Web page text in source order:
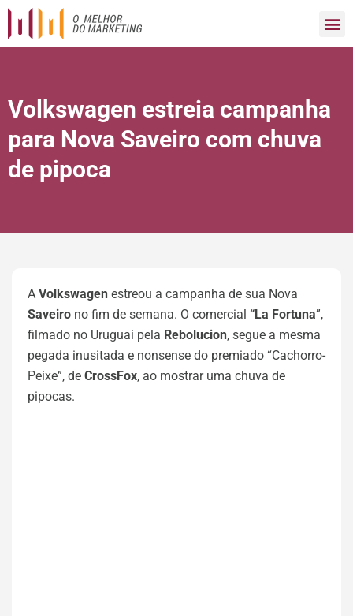
Volkswagen estreia campanha
para Nova Saveiro com chuva
de pipoca
A Volkswagen estreou a campanha de sua Nova
Saveiro no fim de semana. O comercial “La Fortuna”,
filmado no Uruguai pela Rebolucion, segue a mesma
pegada inusitada e nonsense do premiado “Cachorro-
Peixe”, de CrossFox, ao mostrar uma chuva de
pipocas.